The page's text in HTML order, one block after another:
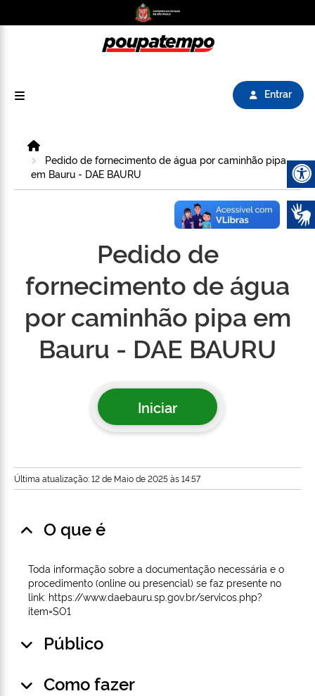
Entrar
Pedido de fornecimento de água por caminhão pipa
em Bauru - DAE BAURU
Pedido de
fornecimento de água
por caminhão pipa em
Bauru - DAE BAURU
Iniciar
Última atualização: 12 de Maio de 2025 às 14:57
O que é
Toda informação sobre a documentação necessária e o
procedimento (online ou presencial) se faz presente no
link: https://www.daebauru.sp.gov.br/servicos.php?
item=SO1
Público
Como fazer